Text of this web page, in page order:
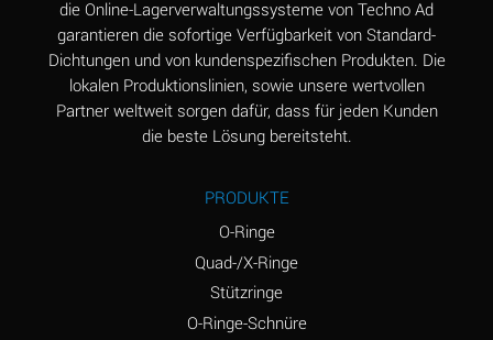
Aluminum Sulfate
(Aqueous)
A
Ammonia Anhydrous
Ammonia Gas (cold)
A
Ammonium Carbonate
Ammonium Chloride
die Online-Lagerverwaltungssysteme von Techno Ad
garantieren die sofortige Verfügbarkeit von Standard-
Dichtungen und von kundenspezifischen Produkten. Die
lokalen Produktionslinien, sowie unsere wertvollen
Partner weltweit sorgen dafür, dass für jeden Kunden
die beste Lösung bereitsteht.
PRODUKTE
O-Ringe
Quad-/X-Ringe
Stützringe
O-Ringe-Schnüre